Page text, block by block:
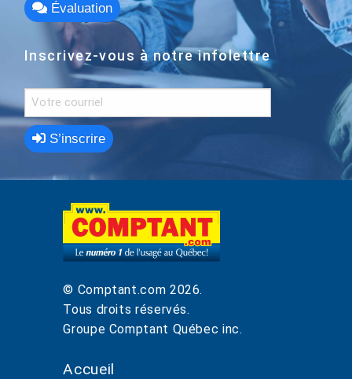
Évaluation
Inscrivez-vous à notre infolettre
S’inscrire
© Comptant.com 2026.
Tous droits réservés.
Groupe Comptant Québec inc.
Accueil